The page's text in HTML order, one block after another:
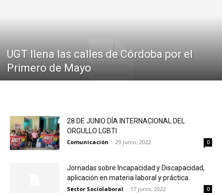
UGT llena las calles de Córdoba por el
Primero de Mayo
28 DE JUNIO DÍA INTERNACIONAL DEL
ORGULLO LGBTI
Comunicación - 29 junio, 2022 0
Jornadas sobre Incapacidad y Discapacidad,
aplicación en materia laboral y práctica.
Sector Sociolaboral - 17 junio, 2022 0